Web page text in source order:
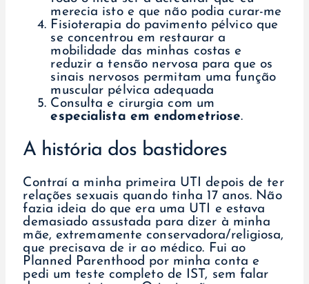
merecia isto e que não podia curar-me
Fisioterapia do pavimento pélvico que
se concentrou em restaurar a
mobilidade das minhas costas e
reduzir a tensão nervosa para que os
sinais nervosos permitam uma função
muscular pélvica adequada
Consulta e cirurgia com um
especialista em endometriose.
A história dos bastidores
Contraí a minha primeira UTI depois de ter
relações sexuais quando tinha 17 anos. Não
fazia ideia do que era uma UTI e estava
demasiado assustada para dizer à minha
mãe, extremamente conservadora/religiosa,
que precisava de ir ao médico. Fui ao
Planned Parenthood por minha conta e
pedi um teste completo de IST, sem falar